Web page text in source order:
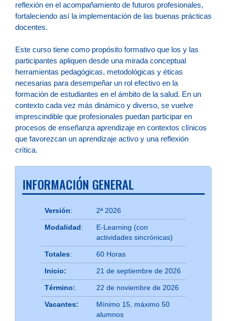
reflexión en el acompañamiento de futuros profesionales,
fortaleciendo así la implementación de las buenas prácticas
docentes.
Este curso tiene como propósito formativo que los y las
participantes apliquen desde una mirada conceptual
herramientas pedagógicas, metodológicas y éticas
necesarias para desempeñar un rol efectivo en la
formación de estudiantes en el ámbito de la salud. En un
contexto cada vez más dinámico y diverso, se vuelve
imprescindible que profesionales puedan participar en
procesos de enseñanza aprendizaje en contextos clínicos
que favorezcan un aprendizaje activo y una reflexión
crítica.
INFORMACIÓN GENERAL
Versión: 2ª 2026
Modalidad :
E-Learning (con
actividades sincrónicas)
Totales: 60 Horas
Inicio: 21 de septiembre de 2026
Término: 22 de noviembre de 2026
Vacantes:
Mínimo 15, máximo 50
alumnos